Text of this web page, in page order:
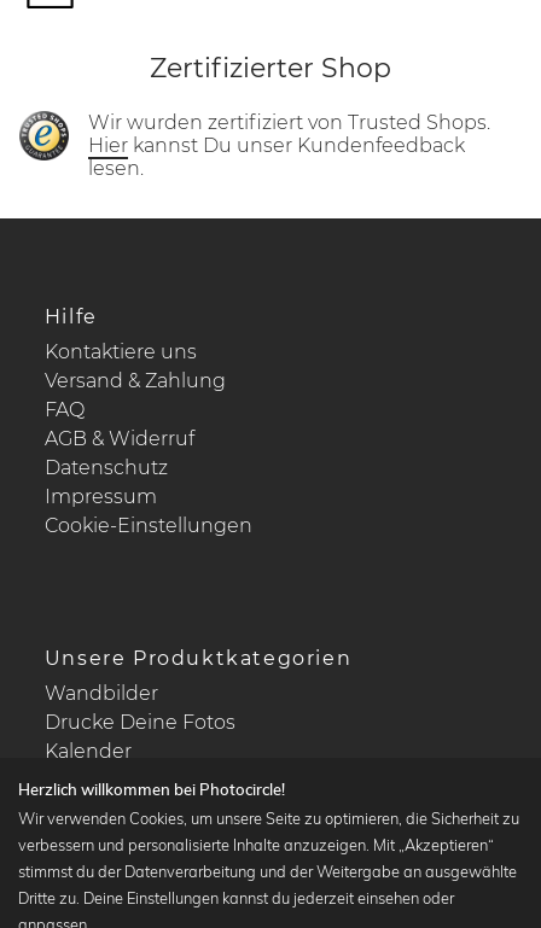
Zertifizierter Shop
Wir wurden zertifiziert von Trusted Shops.
Hier kannst Du unser Kundenfeedback
lesen.
Hilfe
Kontaktiere uns
Versand & Zahlung
FAQ
AGB & Widerruf
Datenschutz
Impressum
Cookie-Einstellungen
Unsere Produktkategorien
Wandbilder
Drucke Deine Fotos
Kalender
Beliebte Kollektionen
Wandbilder in schwarz-weiß
Herzlich willkommen bei Photocircle!
Wir verwenden Cookies, um unsere Seite zu optimieren, die Sicherheit zu
verbessern und personalisierte Inhalte anzuzeigen. Mit „Akzeptieren“
stimmst du der Datenverarbeitung und der Weitergabe an ausgewählte
Dritte zu. Deine Einstellungen kannst du jederzeit einsehen oder